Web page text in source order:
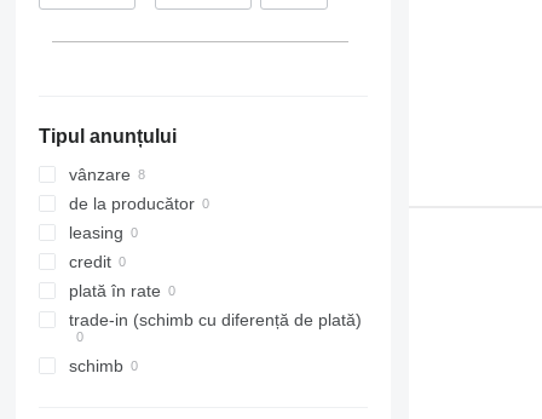
Travego
Unimog
Vario
Viano
Vito
T-series
TRM
Trafic
Zoe
G-series
L-series
N-series
S-series
SD
Terberg
VM
Tipul anunțului
vânzare
de la producător
leasing
credit
plată în rate
trade-in (schimb cu diferență de plată)
schimb